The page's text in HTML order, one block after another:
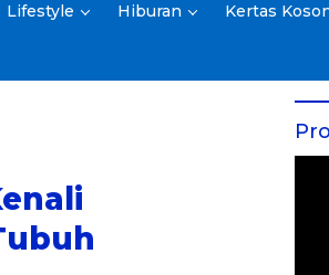
Lifestyle Hiburan Kertas